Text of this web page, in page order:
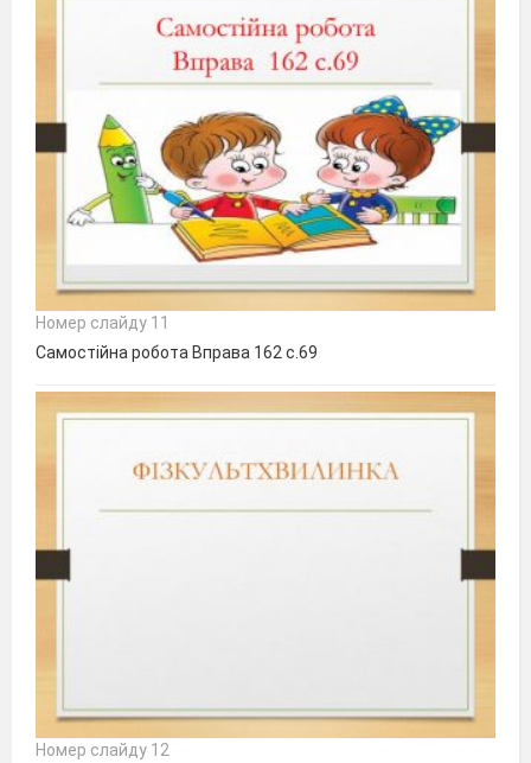
Номер слайду 11
Самостійна робота Вправа 162 с.69
Номер слайду 12